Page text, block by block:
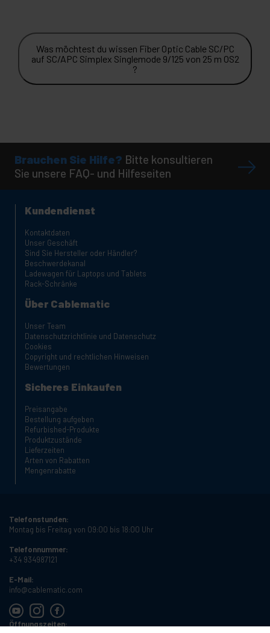
Was möchtest du wissen Fiber Optic Cable SC/PC
auf SC/APC Simplex Singlemode 9/125 von 25 m OS2
?
Brauchen Sie Hilfe? Bitte konsultieren
Sie unsere FAQ- und Hilfeseiten
Kundendienst
Kontaktdaten
Unser Geschäft
Sind Sie Hersteller oder Händler?
Beschwerdekanal
Ladewagen für Laptops und Tablets
Rack-Schränke
Über Cablematic
Unser Team
Datenschutzrichtlinie und Datenschutz
Cookies
Copyright und rechtlichen Hinweisen
Bewertungen
Sicheres Einkaufen
Preisangabe
Bestellung aufgeben
Refurbished-Produkte
Produktzustände
Lieferzeiten
Arten von Rabatten
Mengenrabatte
Telefonstunden:
Montag bis Freitag von 09:00 bis 18:00 Uhr
Telefonnummer:
+34 934987121
E-Mail:
info@cablematic.com
Öffnungszeiten: